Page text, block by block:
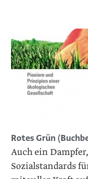
Rotes Grün
Auch ein
Sozialstandards